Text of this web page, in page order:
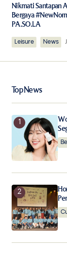
Required
Your Name
Your E-mail *
Save my
the next
Notify me
Notify me
Submit
Nikmati Santapan
Bergaya
PA.SO.LA
Leisure News
Top News